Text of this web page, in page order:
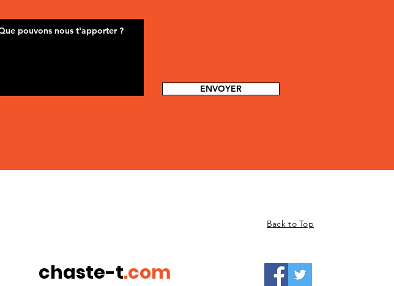
ENVOYER
Back to Top
chaste-t.com